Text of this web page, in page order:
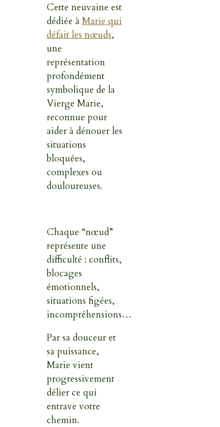
Cette neuvaine est
dédiée àMarie qui
défait les nœuds,
une
représentation
profondément
symbolique de la
Vierge Marie,
reconnue pour
aider à dénouer les
situations
bloquées,
complexes ou
douloureuses.
Chaque “nœud”
représente une
difficulté : conflits,
blocages
émotionnels,
situations figées,
incompréhensions…
Par sa douceur et
sa puissance,
Marie vient
progressivement
délier ce qui
entrave votre
chemin.